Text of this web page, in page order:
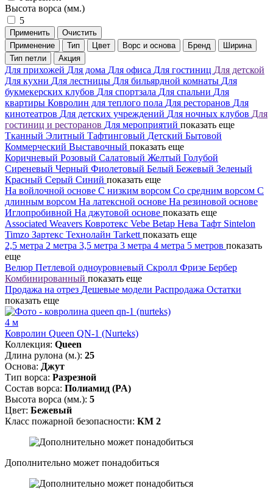
Высота ворса (мм.)
5
Применить
Очистить
Применение
Тип Цвет Ворс и основа Бренд
Ширина
Тип петли
Акция
Для прихожей Для дома Для офиса Для гостиниц Для детской
Для кухни Для лестницы Для бильярдной комнаты Для
букмекерских клубов Для спортзала Для спальни Для
квартиры Ковролин для теплого пола Для ресторанов Для
кинотеатров Для детских учреждений Для ночных клубов Для
гостиниц и ресторанов Для мероприятий показать еще
Тканный Элитный Тафтинговый Детский Бытовой
Коммерческий Выставочный показать еще
Коричневый Розовый Салатовый Желтый Голубой
Сиреневый Черный Фиолетовый Белый Бежевый Зеленый
Красный Серый Синий показать еще
На войлочной основе С низким ворсом Со средним ворсом С
длинным ворсом На латексной основе На резиновой основе
Иглопробивной На джутовой основе показать еще
Associated Weavers Ковротекс Vebe Betap Нева Тафт Sintelon
Timzo Зартекс Технолайн Tarkett показать еще
2,5 метра 2 метра 3,5 метра 3 метра 4 метра 5 метров показать
еще
Велюр Петлевой одноуровневый Скролл Фризе Бербер
Комбинированный показать еще
Продажа на отрез Дешевые модели Распродажа Остатки
показать еще
4 м
Ковролин Queen QN-1 (Nurteks)
Коллекция: Queen
Длина рулона (м.): 25
Основа: Джут
Тип ворса: Разрезной
Состав ворса: Полиамид (PA)
Высота ворса (мм.): 5
Цвет: Бежевый
Класс пожарной безопасности: КМ 2
Дополнительно может понадобиться